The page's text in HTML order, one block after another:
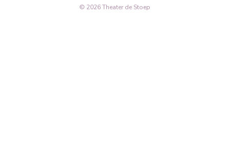
© 2026 Theater de Stoep